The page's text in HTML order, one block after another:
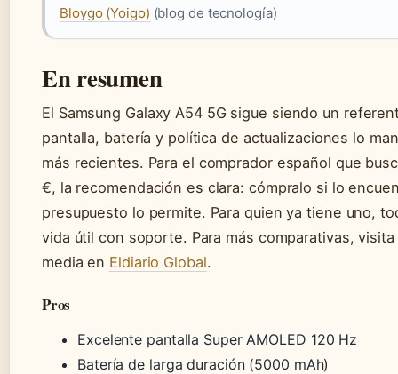
Bloygo (Yoigo) (blog de tecnología)
En resumen
El Samsung Galaxy A54 5G sigue siendo un
pantalla, batería y política de actualizaciones lo
más recientes. Para el comprador español que
€, la recomendación es clara: cómpralo si lo
presupuesto lo permite. Para quien ya tiene uno,
vida útil con soporte. Para más comparativas,
media en Eldiario Global.
Pros
Excelente pantalla Super AMOLED 120 Hz
Batería de larga duración (5000 mAh)